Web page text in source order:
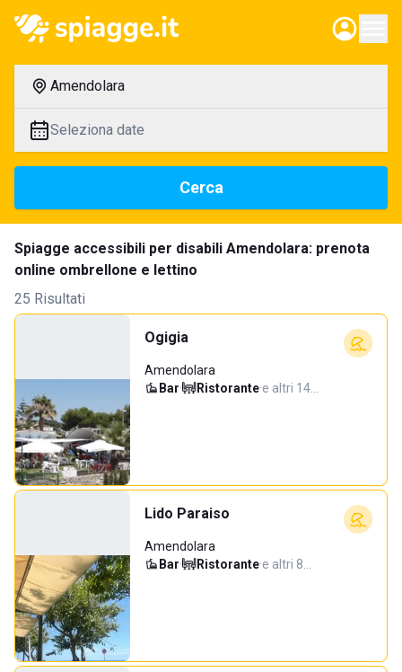
Amendolara
Seleziona date
Cerca
Spiagge accessibili per disabili Amendolara: prenota
online ombrellone e lettino
25 Risultati
Ogigia
Amendolara
Bar· Ristorante·e altri 14…
Lido Paraiso
Amendolara
Bar· Ristorante·e altri 8…